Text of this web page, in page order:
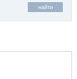
найти